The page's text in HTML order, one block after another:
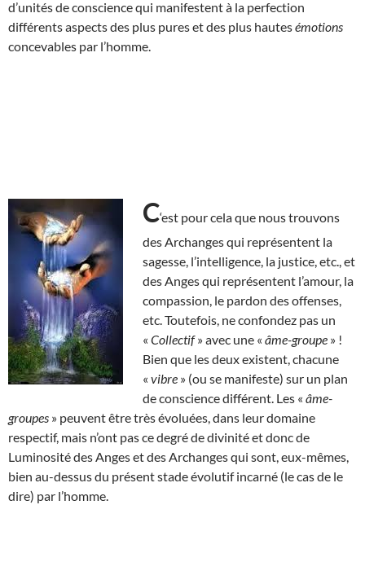
d’unités de conscience qui manifestent à la perfection
différents aspects des plus pures et des plus hautesémotions
concevables par l’homme.
C‘est pour cela que nous trouvons
des Archanges qui représentent la
sagesse, l’intelligence, la justice, etc., et
des Anges qui représentent l’amour, la
compassion, le pardon des offenses,
etc. Toutefois, ne confondez pas un
« Collectif» avec une « âme-groupe » !
Bien que les deux existent, chacune
« vibre » (ou se manifeste) sur un plan
de conscience différent. Les « âme-
groupes » peuvent être très évoluées, dans leur domaine
respectif, mais n’ont pas ce degré de divinité et donc de
Luminosité des Anges et des Archanges qui sont, eux-mêmes,
bien au-dessus du présent stade évolutif incarné (le cas de le
dire) par l’homme.